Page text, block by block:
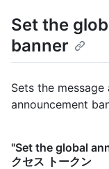
Set the
banner
Sets the
announcement
"Set the global
クセス トークン